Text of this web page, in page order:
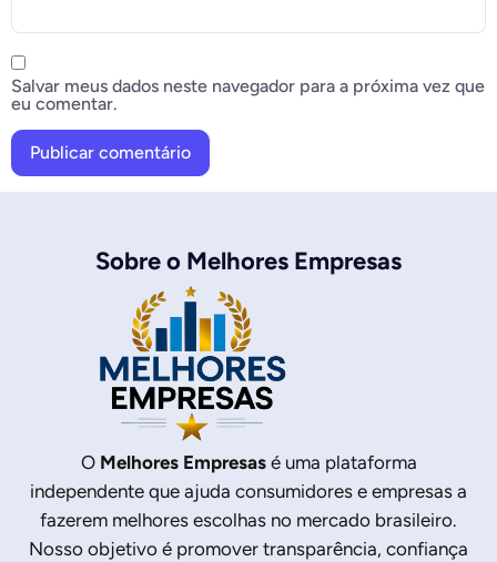
Salvar meus dados neste navegador para a próxima vez que
eu comentar.
Sobre o Melhores Empresas
O Melhores Empresasé uma plataforma
independente que ajuda consumidores e empresas a
fazerem melhores escolhas no mercado brasileiro.
Nosso objetivo é promover transparência, confiança